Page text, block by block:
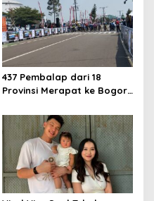
437 Pembalap dari 18
Provinsi Merapat ke Bogor,
2026